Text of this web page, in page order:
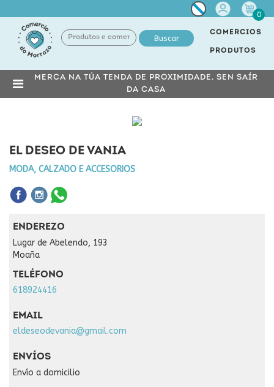
Miña
conta
0
Buscar
COMERCIOS
PRODUTOS
MERCA NA TÚA TENDA DE PROXIMIDADE, SEN SAÍR
DA CASA
EL DESEO DE VANIA
MODA, CALZADO E ACCESORIOS
ENDEREZO
Lugar de Abelendo, 193
Moaña
TELÉFONO
618924416
EMAIL
eldeseodevania@gmail.com
ENVÍOS
Envío a domicilio